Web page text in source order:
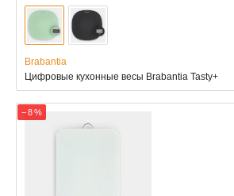
Brabantia
Цифровые кухонные весы Brabantia Tasty+
− 8 %